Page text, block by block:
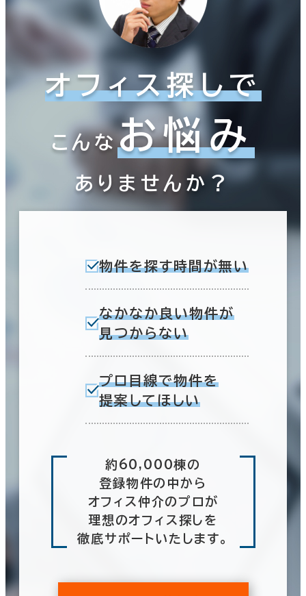
オフィス探しで
こんなお悩み
ありませんか？
物件を探す時間が無い
なかなか良い物件が
見つからない
プロ目線で物件を
提案してほしい
約60,000棟の
登録物件の中から
オフィス仲介のプロが
理想のオフィス探しを
徹底サポートいたします。